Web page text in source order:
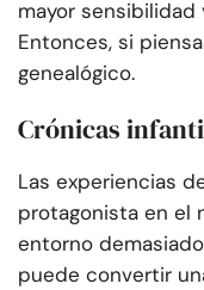
mayor
Entonces, si
genealógico.
Crónicas
Las experiencias
protagonista en el
entorno
puede convertir